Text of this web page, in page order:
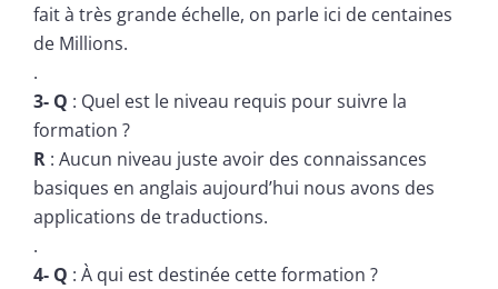
fait à très grande échelle, on parle ici de centaines
de Millions.
.
3- Q : Quel est le niveau requis pour suivre la
formation ?
R : Aucun niveau juste avoir des connaissances
basiques en anglais aujourd’hui nous avons des
applications de traductions.
.
4- Q : À qui est destinée cette formation ?